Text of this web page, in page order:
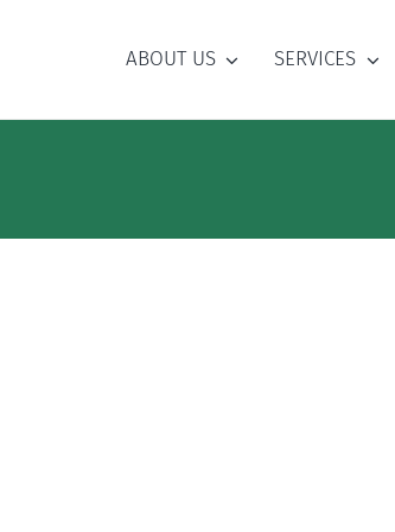
ABOUT US SERVICES